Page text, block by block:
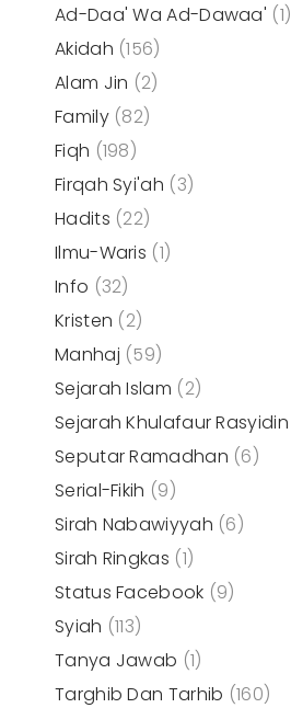
Ad-Daa' Wa Ad-Dawaa' (1)
Akidah (156)
Alam Jin (2)
Family (82)
Fiqh (198)
Firqah Syi'ah (3)
Hadits (22)
Ilmu-Waris (1)
Info (32)
Kristen (2)
Manhaj (59)
Sejarah Islam (2)
Sejarah Khulafaur Rasyidin
Seputar Ramadhan (6)
Serial-Fikih (9)
Sirah Nabawiyyah (6)
Sirah Ringkas (1)
Status Facebook (9)
Syiah (113)
Tanya Jawab (1)
Targhib Dan Tarhib (160)